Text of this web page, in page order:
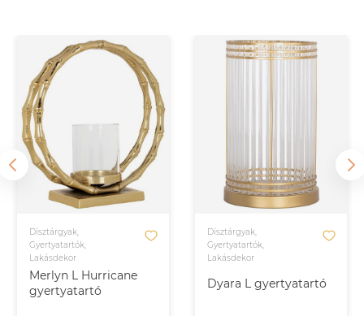
Merlyn L Hurricane
gyertyatartó
Dísztárgyak,
Gyertyatartók,
Lakásdekor
Dyara L gyertyatartó
Dísztárgyak,
Gyertyatartók,
Lakásdekor